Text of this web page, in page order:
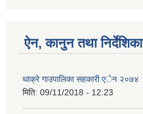
ऐन, कानुन तथा निर्देशिका
थाक्रे गाउपालिका सहकारी एेन २०७४
मिति: 09/11/2018 - 12:23